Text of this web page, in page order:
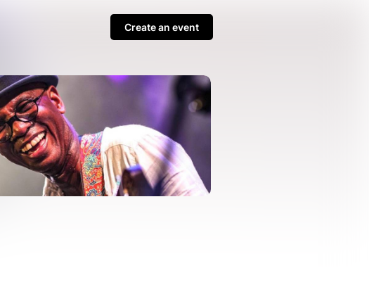
Create an event